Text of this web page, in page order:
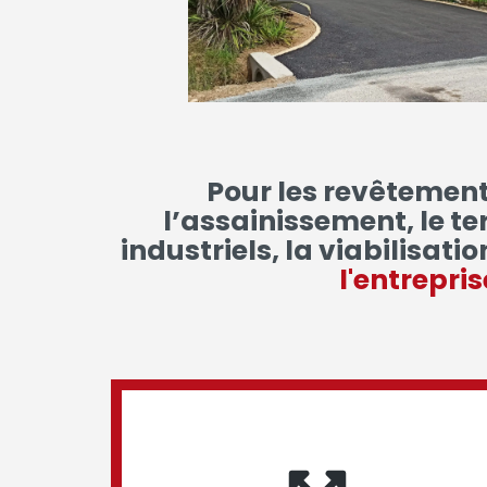
Pour les
l’assainissement, le
industriels, la